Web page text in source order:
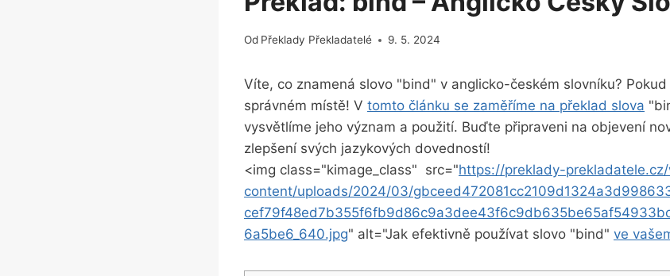
Od Překlady Překladatelé 9. 5. 2024
Víte, co ‌znamená slovo "bind" v anglicko-českém slovníku?
správném místě! V⁤ tomto ​článku se zaměříme na překlad slova
vysvětlíme jeho význam a použití.⁤ Buďte připraveni na objevení
zlepšení svých⁤ jazykových ⁢dovedností!
<img class="kimage_class" ‌ src="https://preklady-
content/uploads/2024/03/
6a5be6_640.jpg" alt="Jak efektivně používat slovo "bind" ve